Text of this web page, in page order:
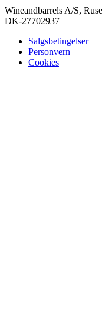
Wineandbarrels A/S,
DK-27702937
Salgsbetingelser
Personvern
Cookies